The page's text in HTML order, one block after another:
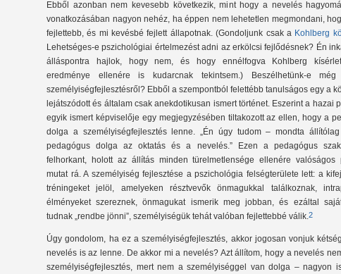
Ebből azonban nem kevesebb következik, mint hogy a nevelés
vonatkozásában nagyon nehéz, ha éppen nem lehetetlen megmondani,
fejlettebb, és mi kevésbé fejlett állapotnak. (Gondoljunk csak a Kohlberg
Lehetséges-e pszichológiai értelmezést adni az erkölcsi fejlődésnek? Én
álláspontra hajlok, hogy nem, és hogy ennélfogva Kohlberg
eredménye ellenére is kudarcnak tekintsem.) Beszélhetünk-e még
személyiségfejlesztésről? Ebből a szempontból felettébb tanulságos egy a
lejátszódott és általam csak anekdotikusan ismert történet. Eszerint a hazai
egyik ismert képviselője egy megjegyzésében tiltakozott az ellen, hogy a
dolga a személyiségfejlesztés lenne. „Én úgy tudom – mondta
pedagógus dolga az oktatás és a nevelés.” Ezen a pedagógus
felhorkant, holott az állítás minden türelmetlensége ellenére valóságos
mutat rá. A személyiség fejlesztése a pszichológia felségterülete lett: a
tréningeket jelöl, amelyeken résztvevők önmagukkal találkoznak,
élményeket szereznek, önmagukat ismerik meg jobban, és ezáltal
tudnak „rendbe jönni”, személyiségük tehát valóban fejlettebbé válik.2
Úgy gondolom, ha ez a személyiségfejlesztés, akkor jogosan vonjuk
nevelés is az lenne. De akkor mi a nevelés? Azt állítom, hogy a nevelés
személyiségfejlesztés, mert nem a személyiséggel van dolga – nagyon